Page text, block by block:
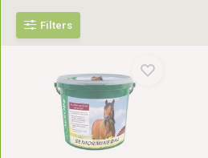
Filters